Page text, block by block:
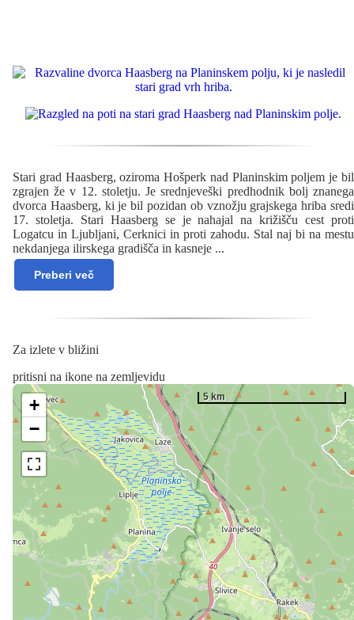
Stari grad Haasberg, oziroma Hošperk nad Planinskim poljem je bil
zgrajen že v 12. stoletju. Je srednjeveški predhodnik bolj znanega
dvorca Haasberg, ki je bil pozidan ob vznožju grajskega hriba sredi
17. stoletja. Stari Haasberg se je nahajal na križišču cest proti
Logatcu in Ljubljani, Cerknici in proti zahodu. Stal naj bi na mestu
nekdanjega ilirskega gradišča in kasneje ...
Preberi več
Za izlete v bližini
pritisni na ikone na zemljevidu
+
−
5 km